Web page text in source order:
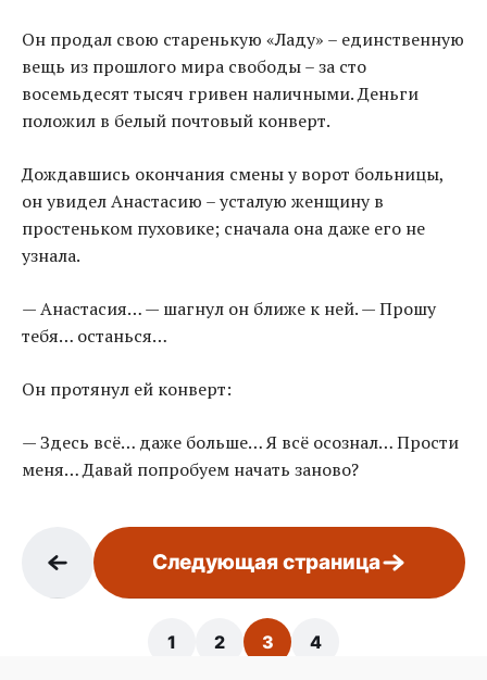
Он продал свою старенькую «Ладу» – единственную
вещь из прошлого мира свободы – за сто
восемьдесят тысяч гривен наличными. Деньги
положил в белый почтовый конверт.
Дождавшись окончания смены у ворот больницы,
он увидел Анастасию – усталую женщину в
простеньком пуховике; сначала она даже его не
узнала.
— Анастасия… — шагнул он ближе к ней. — Прошу
тебя… останься…
Он протянул ей конверт:
— Здесь всё… даже больше… Я всё осознал… Прости
меня… Давай попробуем начать заново?
Следующая страница
1 2 3 4